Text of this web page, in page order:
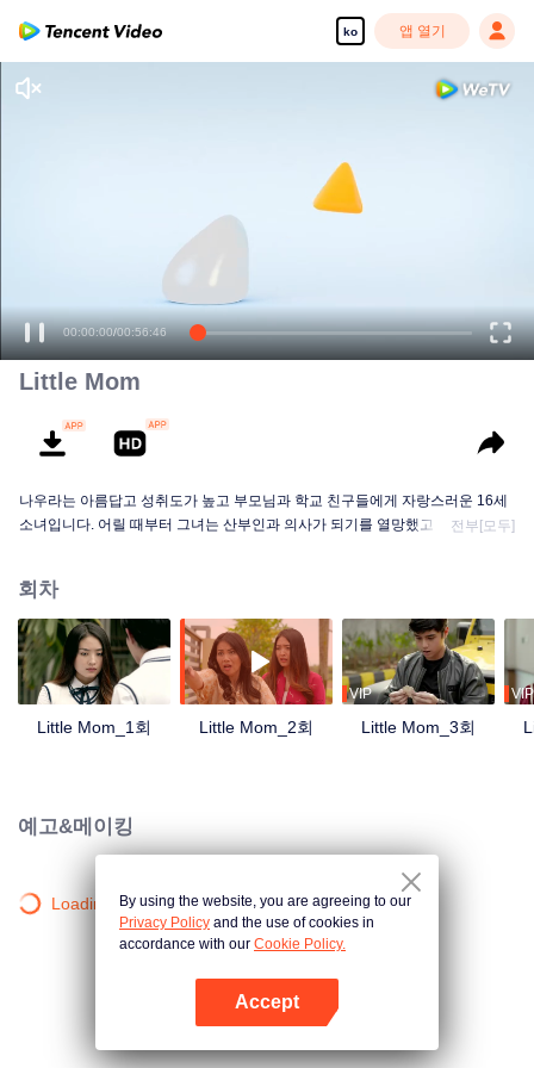
ko 앱 열기
00:00:00/00:56:46
Little Mom
나우라는 아름답고 성취도가 높고 부모님과 학교 친구들에게 자랑스러운 16세
소녀입니다. 어릴 때부터 그녀는 산부인과 의사가 되기를 열망했고 그녀의 미래
대 때 혼외임신을 맞이한 이야기, 임신의 비밀을 어떻게 지켰는지, 키난과 유다
와의 삼각관계, 셀린과의 경쟁, 젊은 엄마가 되기 위한 여정, 꿈을 이루기 위한
투쟁 등이 있다.
전부[모두]
회차
Little Mom_1회 Little Mom_2회
VIP
Little Mom_3회
VIP
예고&메이킹
Loading…By using the website, you are agreeing to our
Privacy Policy and the use of cookies in
accordance with our Cookie Policy.
Accept